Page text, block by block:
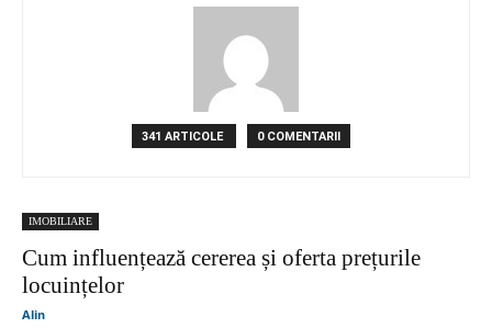
341 ARTICOLE 0 COMENTARII
IMOBILIARE
Cum influențează cererea și oferta prețurile
locuințelor
Alin